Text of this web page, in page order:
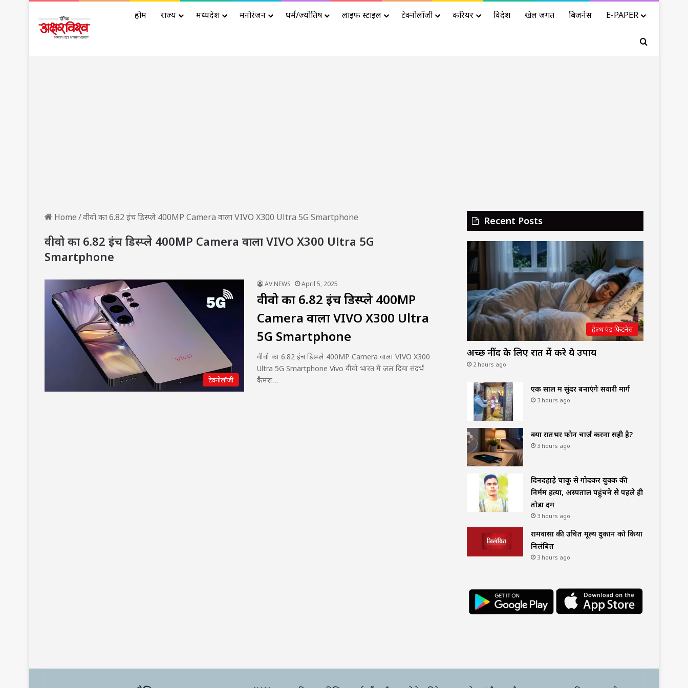
होम राज्य मध्यप्रदेश मनोरंजन धर्मं/ज्योतिष लाइफ स्टाइल टेक्नोलॉजी करियर विदेश खेल जगत बिजनेस E-PAPER
Search for
Home/वीवो का 6.82 इंच डिस्प्ले 400MP Camera वाला VIVO X300 Ultra 5G Smartphone
वीवो का 6.82 इंच डिस्प्ले 400MP Camera वाला VIVO X300 Ultra 5G
Smartphone
टेक्नोलॉजी
AV NEWS April 5, 2025
वीवो का 6.82 इंच डिस्प्ले 400MP
Camera वाला VIVO X300 Ultra
5G Smartphone
वीवो का 6.82 इंच डिस्प्ले 400MP Camera वाला VIVO X300
Ultra 5G Smartphone Vivo वीवो भारत में जल दिया संदर्भ
कैमरा…
Recent Posts
हेल्थ एंड फिटनेस
अच्छी नींद के लिए रात में करे ये उपाय
2 hours ago
एक साल में सुंदर बनाएंगे सवारी मार्ग
3 hours ago
क्या रातभर फोन चार्ज करना सही है?
3 hours ago
दिनदहाड़े चाकू से गोदकर युवक की
निर्मम हत्या, अस्पताल पहुंचने से पहले ही
तोड़ा दम
3 hours ago
रामवासा की उचित मूल्य दुकान को किया
निलंबित
3 hours ago